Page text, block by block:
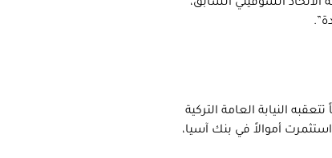
الاتحاد السوفيتي السابق،
ذكرت الاثنين 9 أكتوبر 2017، أن شخصاً تتعقبه النيابة العامة التركية
أموالاً في بنك آسيا،